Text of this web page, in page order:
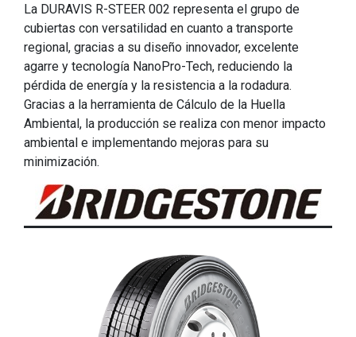
La DURAVIS R-STEER 002 representa el grupo de
cubiertas con versatilidad en cuanto a transporte
regional, gracias a su diseño innovador, excelente
agarre y tecnología NanoPro-Tech, reduciendo la
pérdida de energía y la resistencia a la rodadura.
Gracias a la herramienta de Cálculo de la Huella
Ambiental, la producción se realiza con menor impacto
ambiental e implementando mejoras para su
minimización.